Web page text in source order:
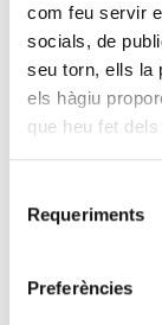
com feu servir
socials, de
seu torn, ells la
els hàgiu
que heu fet
Requeriments
Preferències